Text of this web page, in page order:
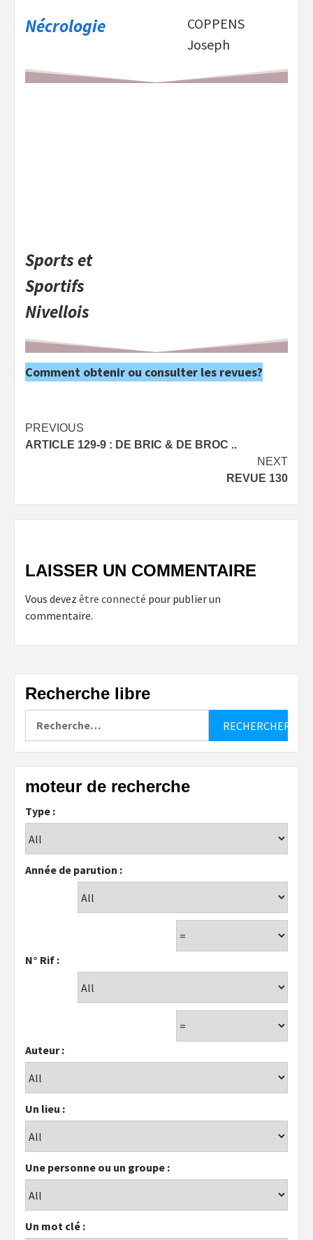
Nécrologie
COPPENS
Joseph
Sports et
Sportifs
Nivellois
Comment obtenir ou consulter les revues?
Post
navigation
PREVIOUS
ARTICLE 129-9 : DE BRIC & DE BROC ..
NEXT
REVUE 130
LAISSER UN COMMENTAIRE
Vous devez être connecté pour publier un
commentaire.
Recherche libre
moteur de recherche
Type :
Année de parution :
N° Rif :
Auteur :
Un lieu :
Une personne ou un groupe :
Un mot clé :